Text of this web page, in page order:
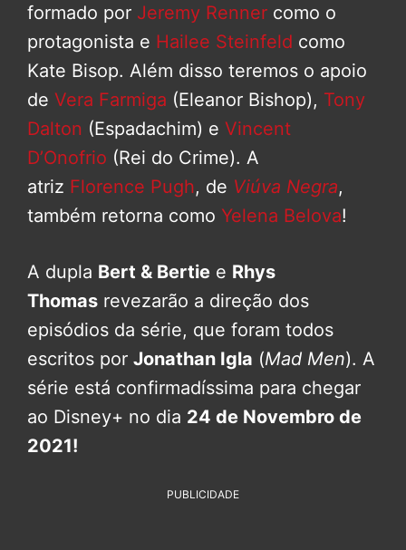
formado por Jeremy Renner como o
protagonista e Hailee Steinfeld como
Kate Bisop. Além disso teremos o apoio
de Vera Farmiga (Eleanor Bishop), Tony
Dalton (Espadachim) e Vincent
D’Onofrio (Rei do Crime). A
atriz Florence Pugh, de Viúva Negra,
também retorna como Yelena Belova!
A dupla Bert & Bertie e Rhys
Thomas revezarão a direção dos
episódios da série, que foram todos
escritos por Jonathan Igla (Mad Men). A
série está confirmadíssima para chegar
ao Disney+ no dia 24 de Novembro de
2021!
PUBLICIDADE